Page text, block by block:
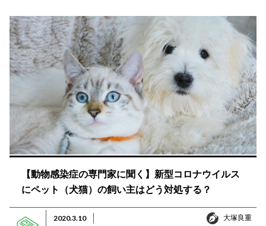
【動物感染症の専門家に聞く】新型コロナウイルス
にペット（犬猫）の飼い主はどう対処する？
2020.3.10 大塚良重
大塚良重